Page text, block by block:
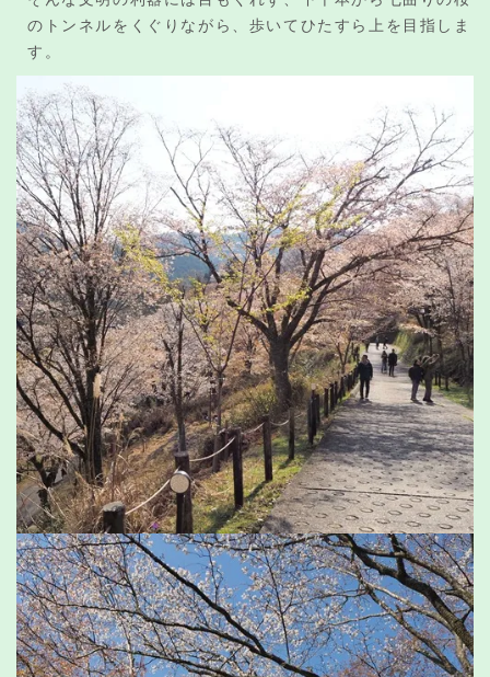
のトンネルをくぐりながら、歩いてひたすら上を目指しま
す。